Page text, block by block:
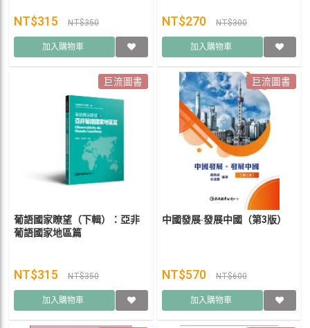
NT$315 NT$350
加入購物車
NT$270 NT$300
加入購物車
巨流圖書
葡語國家瞭望（下輯）：亞非
葡語國家地區篇
NT$315 NT$350
加入購物車
巨流圖書
中國發展‧發展中國（第3版）
NT$570 NT$600
加入購物車